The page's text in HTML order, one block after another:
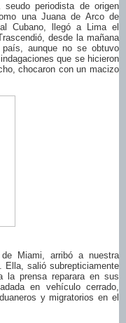
periodista de origen
una Juana de Arco de
Cubano, llegó a Lima el
desde la mañana
aunque no se obtuvo
que se hicieron
chocaron con un macizo
Miami, arribó a nuestra
Ella, salió subrepticiamente
la prensa reparara en sus
en vehículo cerrado,
y migratorios en el